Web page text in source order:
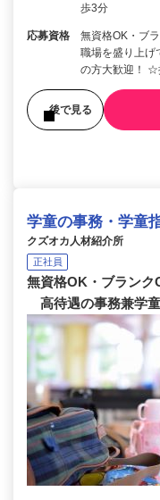
歩3分
応募資格
無資格OK・ブ
職場を盛り上げ
の方大歓迎！ ☆
後で見る
学童の事務・学童
クズオカ人材紹介所
正社員
無資格OK・ブラン
高待遇の事務兼学